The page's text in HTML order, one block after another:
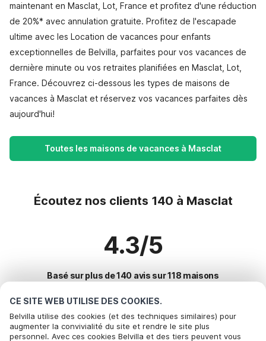
CE SITE WEB UTILISE DES COOKIES.
Belvilla utilise des cookies (et des techniques similaires) pour
augmenter la convivialité du site et rendre le site plus
personnel. Avec ces cookies Belvilla et des tiers peuvent vous
maintenant en Masclat, Lot, France et profitez d'une réduction
de 20%* avec annulation gratuite. Profitez de l'escapade
ultime avec les Location de vacances pour enfants
exceptionnelles de Belvilla, parfaites pour vos vacances de
dernière minute ou vos retraites planifiées en Masclat, Lot,
France. Découvrez ci-dessous les types de maisons de
vacances à Masclat et réservez vos vacances parfaites dès
aujourd'hui!
Toutes les maisons de vacances à Masclat
Écoutez nos clients 140 à Masclat
4.3/5
Basé sur plus de 140 avis sur 118 maisons
Destinations les plus populaires pour les